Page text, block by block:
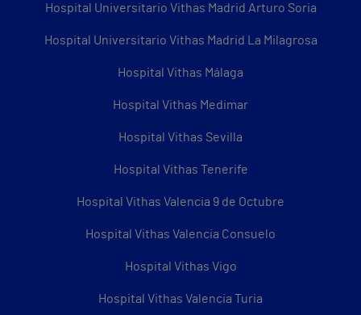
Hospital Universitario Vithas Madrid Arturo Soria
Hospital Universitario Vithas Madrid La Milagrosa
Hospital Vithas Málaga
Hospital Vithas Medimar
Hospital Vithas Sevilla
Hospital Vithas Tenerife
Hospital Vithas Valencia 9 de Octubre
Hospital Vithas Valencia Consuelo
Hospital Vithas Vigo
Hospital Vithas Valencia Turia